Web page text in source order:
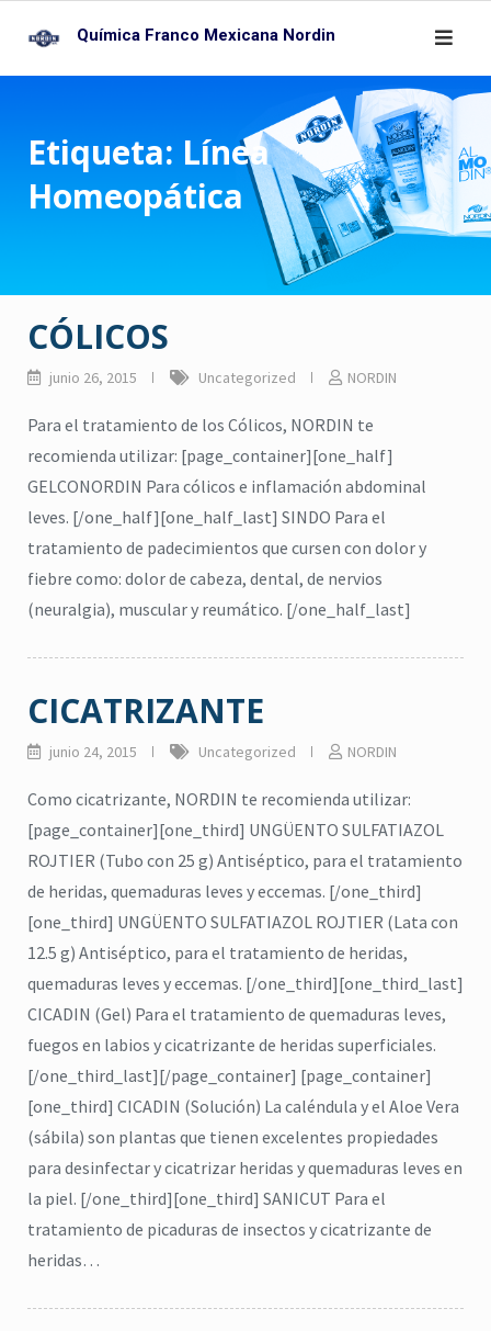
content
citronela,Eucalipto,
repelente de insectos ,
natural de insectos
NORDIN Repelente
de Insectos
$0
Read more
Higiene,
jabón para manos
CICADIN JABÓN LÍQUIDO
$0
Read more
Química Franco Mexicana Nordin
Etiqueta: Línea
Homeopática
CÓLICOS
junio 26, 2015 Uncategorized NORDIN
Para el tratamiento de los Cólicos, NORDIN te
recomienda utilizar: [page_container][one_half]
GELCONORDIN Para cólicos e inflamación abdominal
leves. [/one_half][one_half_last] SINDO Para el
tratamiento de padecimientos que cursen con dolor y
fiebre como: dolor de cabeza, dental, de nervios
(neuralgia), muscular y reumático. [/one_half_last]
CICATRIZANTE
junio 24, 2015 Uncategorized NORDIN
Como cicatrizante, NORDIN te recomienda utilizar:
[page_container][one_third] UNGÜENTO SULFATIAZOL
ROJTIER (Tubo con 25 g) Antiséptico, para el tratamiento
de heridas, quemaduras leves y eccemas. [/one_third]
[one_third] UNGÜENTO SULFATIAZOL ROJTIER (Lata con
12.5 g) Antiséptico, para el tratamiento de heridas,
quemaduras leves y eccemas. [/one_third][one_third_last]
CICADIN (Gel) Para el tratamiento de quemaduras leves,
fuegos en labios y cicatrizante de heridas superficiales.
[/one_third_last][/page_container] [page_container]
[one_third] CICADIN (Solución) La caléndula y el Aloe Vera
(sábila) son plantas que tienen excelentes propiedades
para desinfectar y cicatrizar heridas y quemaduras leves en
la piel. [/one_third][one_third] SANICUT Para el
tratamiento de picaduras de insectos y cicatrizante de
heridas…